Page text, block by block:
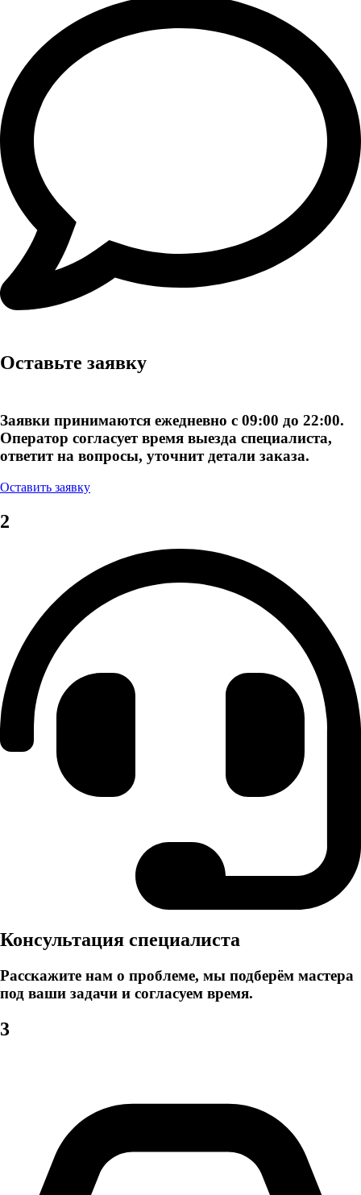
Оставьте заявку
Заявки принимаются ежедневно с 09:00 до 22:00.
Оператор согласует время выезда специалиста,
ответит на вопросы, уточнит детали заказа.
Оставить заявку
2
Консультация специалиста
Расскажите нам о проблеме, мы подберём мастера
под ваши задачи и согласуем время.
3